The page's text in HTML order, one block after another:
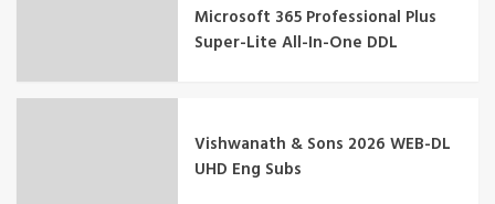
Microsoft 365 Professional Plus
Super-Lite All-In-One DDL
Vishwanath & Sons 2026 WEB-DL
UHD Eng Subs